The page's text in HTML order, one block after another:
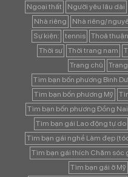
Ngoại thất
Người yêu lâu dài
Nhà riêng
Nhà riêng/
Sự kiện:
tennis Thoả thuận
Thời sự
Thời trang nam
Trang chủ
Tìm bạn bốn phương Bình
Tìm bạn bốn phương Mỹ
Tìm bạn bốn phương Đồng Nai
Tìm bạn gái Lao động tự do
Tìm bạn gái nghề Làm đẹp
Tìm bạn gái thích Chăm sóc
Tìm bạn gái ở Mỹ